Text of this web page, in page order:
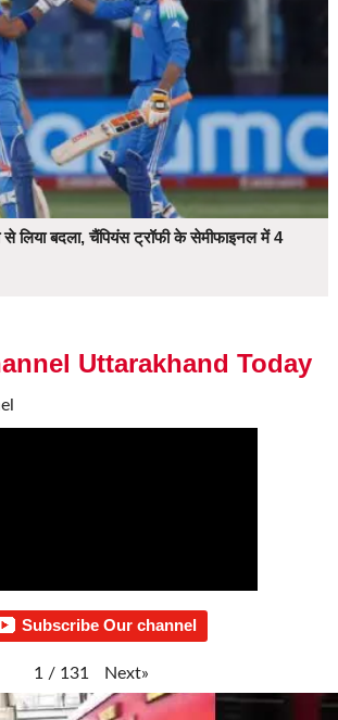
लिया बदला, चैंपियंस ट्रॉफी के सेमीफाइनल में 4
Uttarakhand Today
Subscribe Our channel
1 / 131 Next»